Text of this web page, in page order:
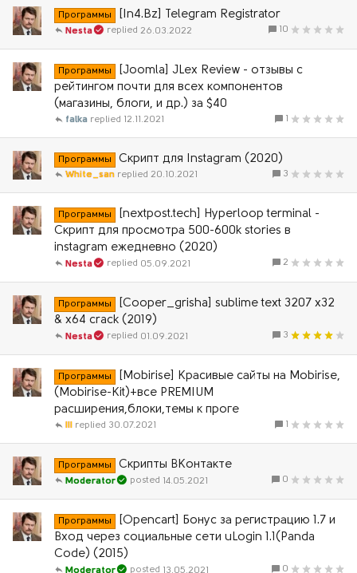
Программы [In4.Bz] Telegram Registrator
10
26.03.2022
Nesta
Программы
[Joomla] JLex Review - отзывы с
рейтингом почти для всех компонентов
(магазины, блоги, и др.) за $40
1
12.11.2021
falka
Программы Скрипт для Instagram (2020)
3
20.10.2021
White_san
Программы
[nextpost.tech] Hyperloop terminal -
Скрипт для просмотра 500-600k stories в
instagram ежедневно (2020)
2
05.09.2021
Nesta
Программы
[Cooper_grisha] sublime text 3207 x32
& x64 crack (2019)
3
01.09.2021
Nesta
Программы
[Mobirise] Красивые сайты на Mobirise,
(Mobirise-Kit)+все PREMIUM
расширения,блоки,темы к проге
1
30.07.2021
Программы Скрипты ВКонтакте
0
14.05.2021
Moderator
Программы
[Opencart] Бонус за регистрацию 1.7 и
Вход через социальные сети uLogin 1.1(Panda
Code) (2015)
0
13.05.2021
Moderator